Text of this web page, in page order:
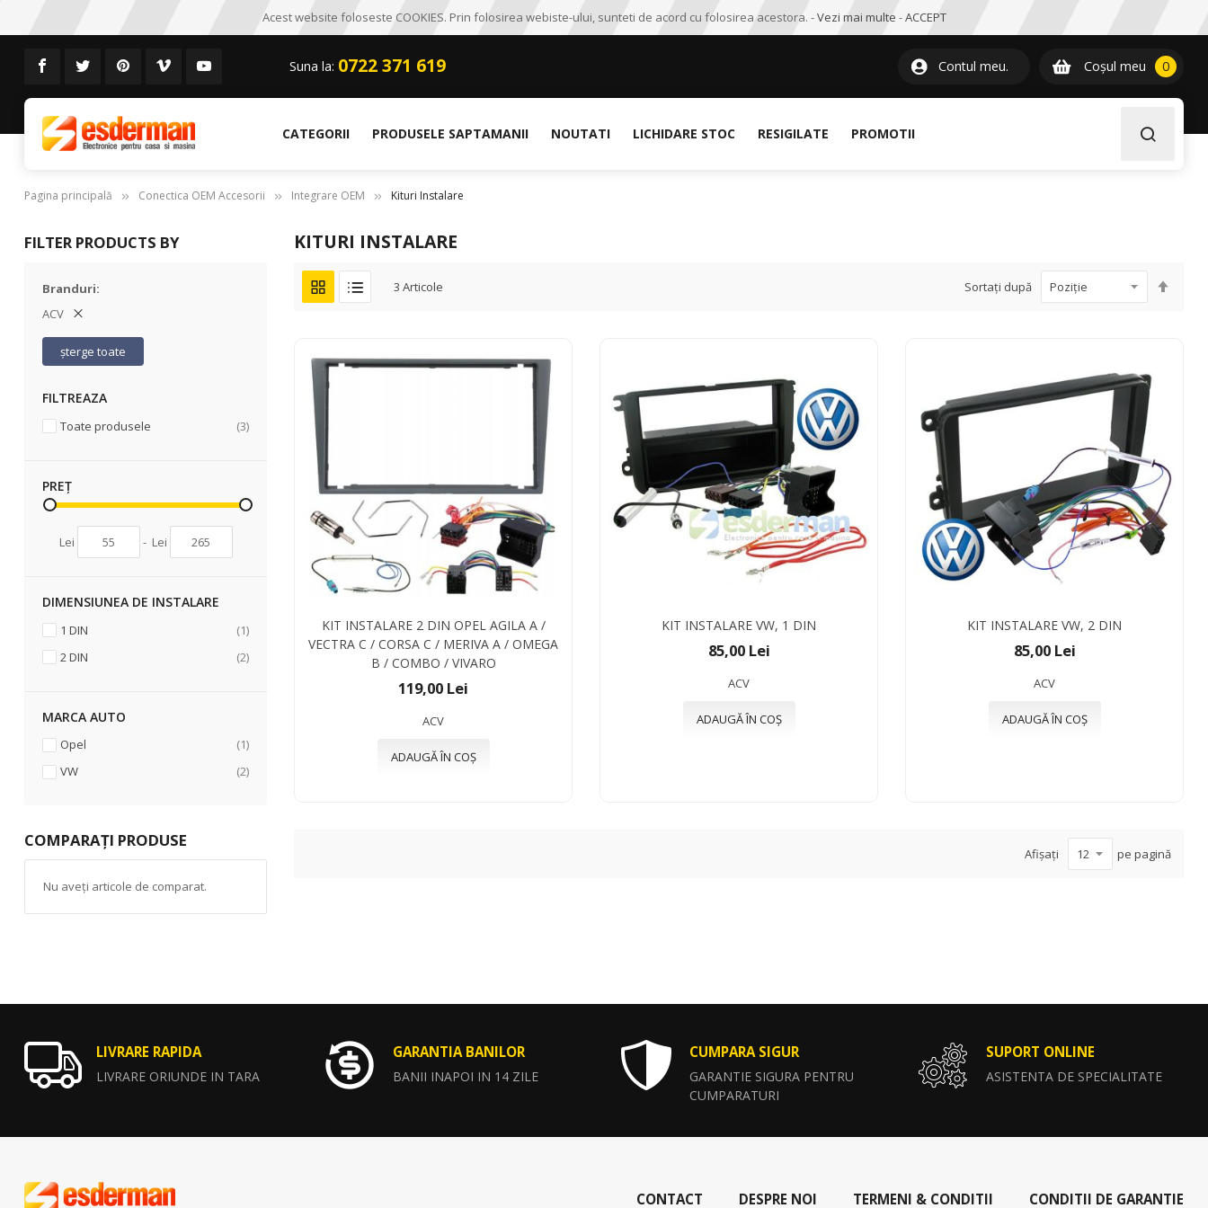
Acest website foloseste COOKIES. Prin folosirea webiste-ului, sunteti de acord cu folosirea acestora. -Vezi mai multe -ACCEPT
Suna la: 0722 371 619 Contul meu. Coșul meu 00item
CATEGORII PRODUSELE SAPTAMANII NOUTATI LICHIDARE STOC RESIGILATE PROMOTII
Pagina principală Conectica OEM Accesorii Integrare OEM Kituri Instalare
KITURI INSTALARE
3 Articole Sortați după
KIT INSTALARE 2 DIN OPEL AGILA A /
VECTRA C / CORSA C / MERIVA A / OMEGA
B / COMBO / VIVARO
119,00 Lei
ACV
ADAUGĂ ÎN COȘ
KIT INSTALARE VW, 1 DIN
85,00 Lei
ACV
ADAUGĂ ÎN COȘ
KIT INSTALARE VW, 2 DIN
85,00 Lei
ACV
ADAUGĂ ÎN COȘ
Afișați pe pagină
FILTER PRODUCTS BY
Branduri
ACV
șterge toate
FILTREAZA
Toate produsele 3articole
PREȚ
Lei - Lei
DIMENSIUNEA DE INSTALARE
1 DIN 1articol
2 DIN
2articole
MARCA AUTO
Opel 1articol
VW
2articole
COMPARAȚI PRODUSE
Nu aveți articole de comparat.
LIVRARE RAPIDA
LIVRARE ORIUNDE IN TARA
GARANTIA BANILOR
BANII INAPOI IN 14 ZILE
CUMPARA SIGUR
GARANTIE SIGURA PENTRU
CUMPARATURI
SUPORT ONLINE
ASISTENTA DE SPECIALITATE
CONTACT DESPRE NOI TERMENI & CONDITII CONDITII DE GARANTIE